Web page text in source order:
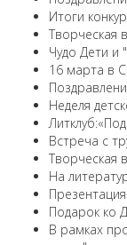
Итоги
Творческая
Чудо Дети и
16 марта в
Неделя
Встреча с
Творческая
На
Подарок ко
В рамках